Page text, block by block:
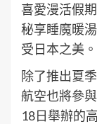
喜愛漫活假
秘享睡魔暖
受日本之美。
除了推出夏
航空也將參
18日舉辦的